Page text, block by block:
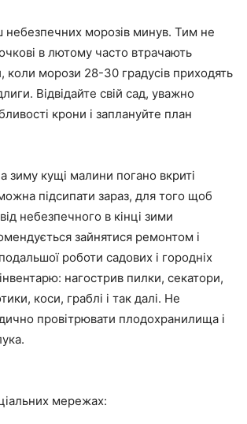
небезпечних морозів минув. Тим не
в лютому часто втрачають
коли морози 28-30 градусів приходять
Відвідайте свій сад, уважно
крони і заплануйте план
зиму кущі малини погано вкриті
підсипати зараз, для того щоб
небезпечного в кінці зими
зайнятися ремонтом і
роботи садових і городніх
нагострив пилки, секатори,
коси, граблі і так далі. Не
провітрювати плодохранилища і
мережах: